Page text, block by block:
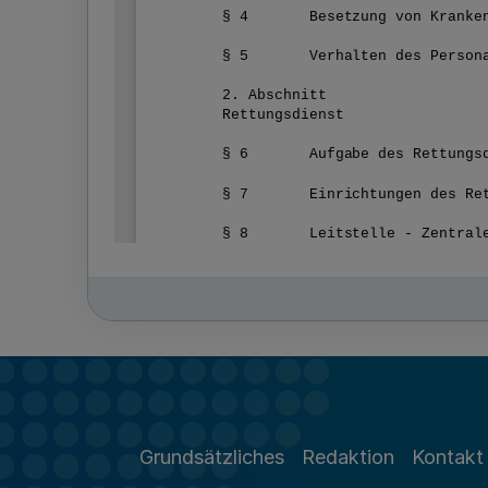
Grundsätzliches Redaktion Kontakt